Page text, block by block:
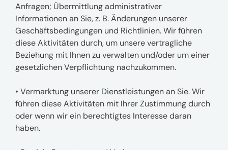
Anfragen; Übermittlung administrativer
Informationen an Sie, z. B. Änderungen unserer
Geschäftsbedingungen und Richtlinien. Wir führen
diese Aktivitäten durch, um unsere vertragliche
Beziehung mit Ihnen zu verwalten und/oder um einer
gesetzlichen Verpflichtung nachzukommen.
• Vermarktung unserer Dienstleistungen an Sie. Wir
führen diese Aktivitäten mit Ihrer Zustimmung durch
oder wenn wir ein berechtigtes Interesse daran
haben.